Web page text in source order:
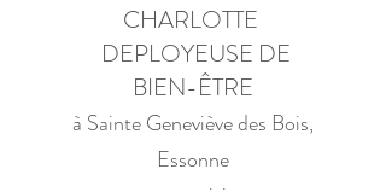
CHARLOTTE
DEPLOYEUSE DE
BIEN-ÊTRE
à Sainte Geneviève des Bois,
Essonne